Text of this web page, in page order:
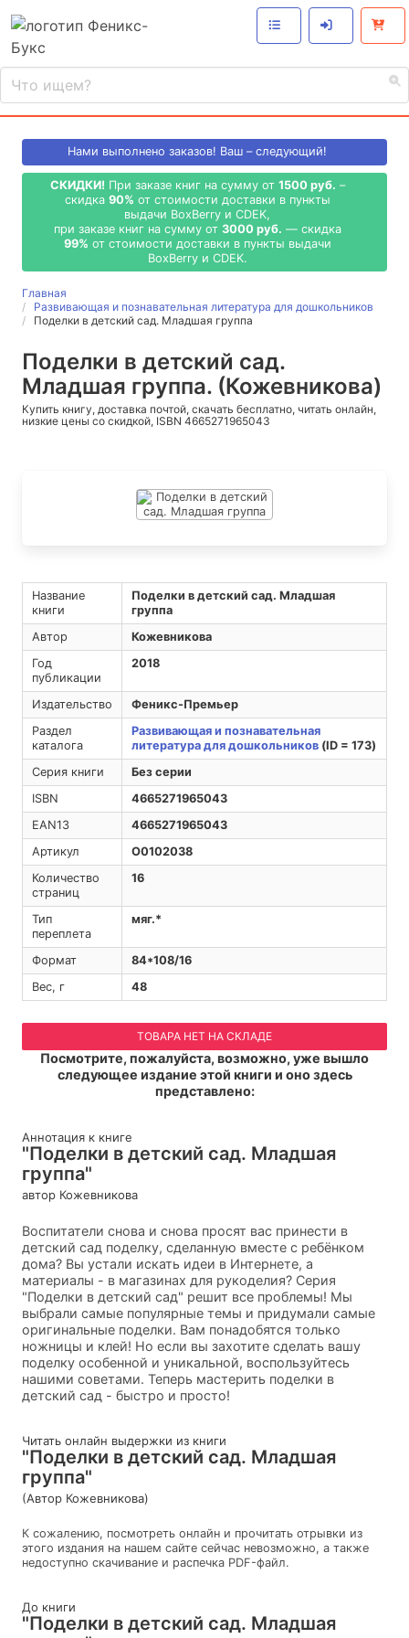
Нами выполнено заказов! Ваш – следующий!
СКИДКИ! При заказе книг на сумму от 1500 руб. –
скидка 90% от стоимости доставки в пункты
выдачи BoxBerry и CDEK,
при заказе книг на сумму от 3000 руб. — скидка
99% от стоимости доставки в пункты выдачи
BoxBerry и CDEK.
Главная
Развивающая и познавательная литература для дошкольников
Поделки в детский сад. Младшая группа
Поделки в детский сад.
Младшая группа. (Кожевникова)
Купить книгу, доставка почтой, скачать бесплатно, читать онлайн,
низкие цены со скидкой, ISBN 4665271965043
Название
книги
Поделки в детский сад. Младшая
группа
Автор
Кожевникова
Год
публикации
2018
Издательство
Феникс-Премьер
Раздел
каталога
Развивающая и познавательная
литература для дошкольников(ID = 173)
Серия книги
Без серии
ISBN
4665271965043
EAN13
4665271965043
Артикул
O0102038
Количество
страниц
16
Тип
переплета
мяг.*
Формат
84*108/16
Вес, г
48
ТОВАРА НЕТ НА СКЛАДЕ
Посмотрите, пожалуйста, возможно, уже вышло
следующее издание этой книги и оно здесь
представлено:
Аннотация к книге
"Поделки в детский сад. Младшая
группа"
автор Кожевникова
Воспитатели снова и снова просят вас принести в
детский сад поделку, сделанную вместе с ребёнком
дома? Вы устали искать идеи в Интернете, а
материалы - в магазинах для рукоделия? Серия
"Поделки в детский сад" решит все проблемы! Мы
выбрали самые популярные темы и придумали самые
оригинальные поделки. Вам понадобятся только
ножницы и клей! Но если вы захотите сделать вашу
поделку особенной и уникальной, воспользуйтесь
нашими советами. Теперь мастерить поделки в
детский сад - быстро и просто!
Читать онлайн выдержки из книги
"Поделки в детский сад. Младшая
группа"
(Автор Кожевникова)
К сожалению, посмотреть онлайн и прочитать отрывки из
этого издания на нашем сайте сейчас невозможно, а также
недоступно скачивание и распечка PDF-файл.
До книги
"Поделки в детский сад. Младшая